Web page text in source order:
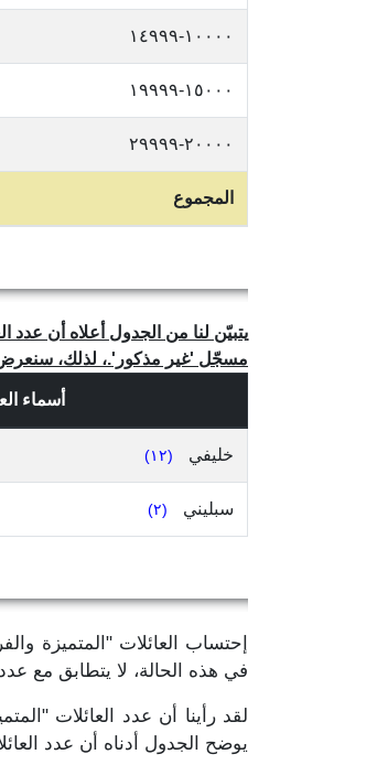
١٠٠٠٠-١٤٩٩٩
١٥٠٠٠-١٩٩٩٩
٢٠٠٠٠-٢٩٩٩٩
المجموع
مسجّل 'غير مذكور'.، لذلك، سنعرض
أسماء العائلات
خليفي (١٢)
سبليني (٢)
إحتساب العائلات "المتميزة
في هذه الحالة، لا يتطابق مع
يوضح الجدول أدناه أن عدد